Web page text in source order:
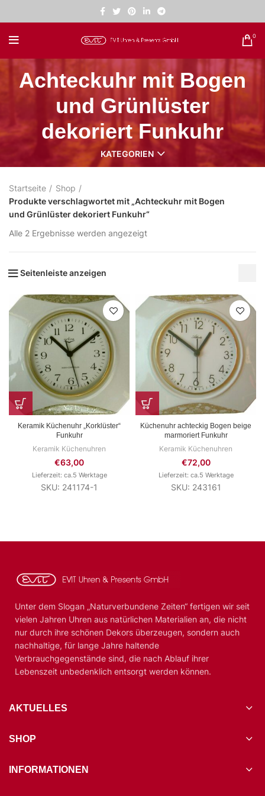
0
Achteckuhr mit Bogen
und Grünlüster
dekoriert Funkuhr
KATEGORIEN
Startseite
Shop
Produkte verschlagwortet mit „Achteckuhr mit Bogen
und Grünlüster dekoriert Funkuhr“
Alle 2 Ergebnisse werden angezeigt
Seitenleiste anzeigen
Keramik Küchenuhr „Korklüster“
Funkuhr
Keramik Küchenuhren
€63,00
Lieferzeit: ca.5 Werktage
SKU: 241174-1
Küchenuhr achteckig Bogen beige
marmoriert Funkuhr
Keramik Küchenuhren
€72,00
Lieferzeit: ca.5 Werktage
SKU: 243161
Unter dem Slogan „Naturverbundene Zeiten“ fertigen wir seit
vielen Jahren Uhren aus natürlichen Materialien an, die nicht
nur durch ihre schönen Dekors überzeugen, sondern auch
nachhaltige, für lange Jahre haltende
Verbrauchgegenstände sind, die nach Ablauf ihrer
Lebenszeit unbedenklich entsorgt werden können.
AKTUELLES
SHOP
INFORMATIONEN